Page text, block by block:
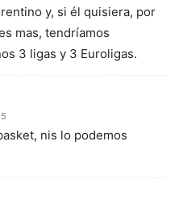
y, si él quisiera, por
mas, tendríamos
3 ligas y 3 Euroligas.
nis lo podemos